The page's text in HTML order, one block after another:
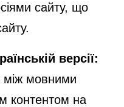
сайту, що
версії:
між мовними
контентом на